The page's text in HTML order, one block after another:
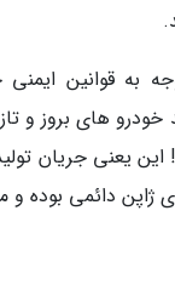
به قوانین
خودرو های بروز و
این یعنی جریان
ژاپن دائمی بوده